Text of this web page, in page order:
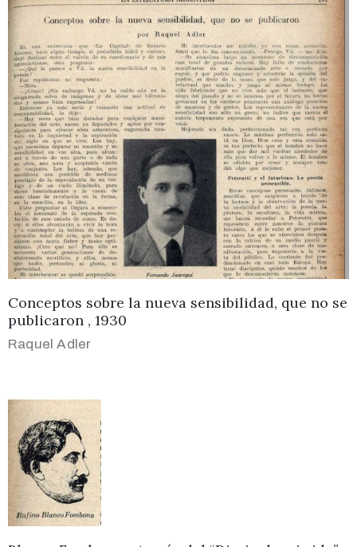
Conceptos sobre la nueva sensibilidad, que no se
publicaron , 1930
Raquel Adler